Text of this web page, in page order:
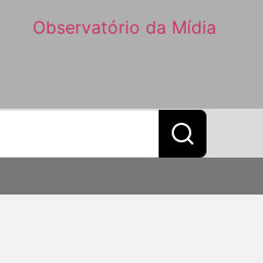
Observatório da Mídia